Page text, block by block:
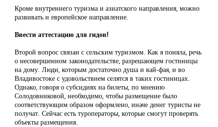
Кроме внутреннего туризма и азиатского направления, можно
развивать и европейское направление.
Ввести аттестацию для гидов!
Второй вопрос связан с сельским туризмом. Как я поняла, речь
о несовершенном законодательстве, разрешающем гостиницы
на дому. Люди, которым достаточно душа и вай-фая, и во
Владивостоке с удовольствием селятся в таких гостиницах.
Однако, говоря о субсидиях на билеты, по мнению
Солодовниковой, необходимо, чтобы размещение было
соответствующим образом оформлено, иначе денег туристы не
получат. Сейчас есть туроператоры, которые смогут проверять
объекты размещения.